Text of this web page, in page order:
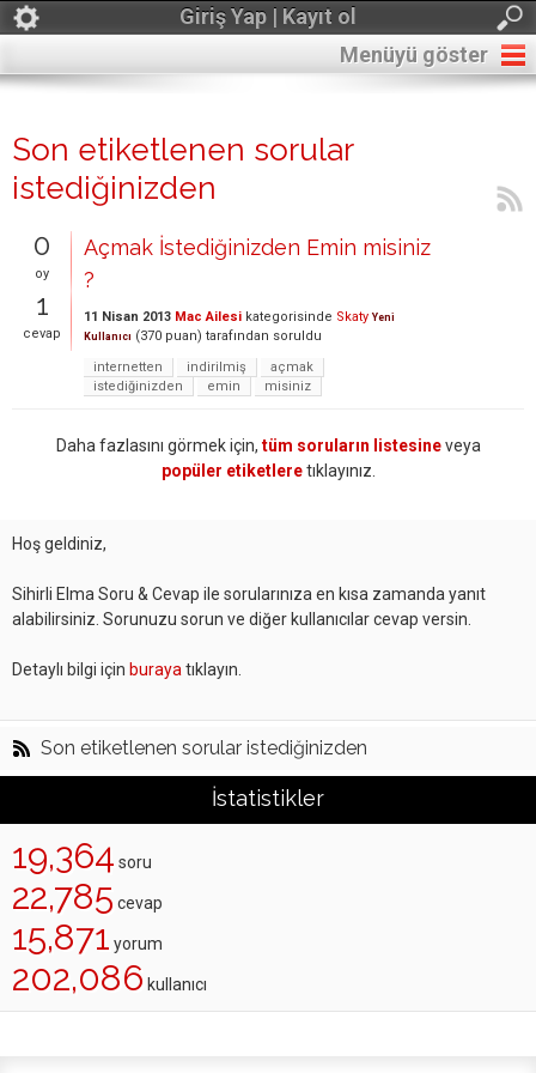
Giriş Yap | Kayıt ol
Menüyü göster
Son etiketlenen sorular
istediğinizden
0
oy
1
cevap
Açmak İstediğinizden Emin misiniz
?
11 Nisan 2013 Mac Ailesi kategorisinde Skaty Yeni
Kullanıcı (370 puan) tarafından soruldu
internetten
indirilmiş
açmak
istediğinizden
emin misiniz
Daha fazlasını görmek için, tüm soruların listesineveya
popüler etiketleretıklayınız.
Hoş geldiniz,
Sihirli Elma Soru & Cevap ile sorularınıza en kısa zamanda yanıt
alabilirsiniz. Sorunuzu sorun ve diğer kullanıcılar cevap versin.
Detaylı bilgi için buraya tıklayın.
Son etiketlenen sorular istediğinizden
İstatistikler
19,364 soru
22,785 cevap
15,871 yorum
202,086 kullanıcı